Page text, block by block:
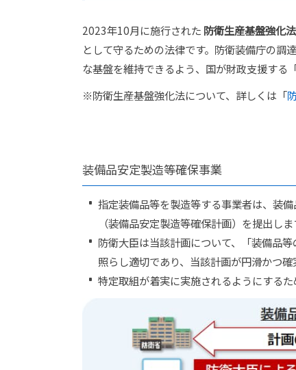
2023年10月に施行された 防衛生産基盤強化法
として守るための法律です。防衛装備庁の調
な基盤を維持できるよう、国が財政支援する
※防衛生産基盤強化法について、詳しくは「
装備品安定製造等確保事業
指定装備品等を製造等する事業者は、装
（装備品安定製造等確保計画）を提出しま
防衛大臣は当該計画について、「装備品
照らし適切であり、当該計画が円滑かつ
特定取組が着実に実施されるようにする